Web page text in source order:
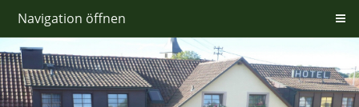
Navigation öffnen